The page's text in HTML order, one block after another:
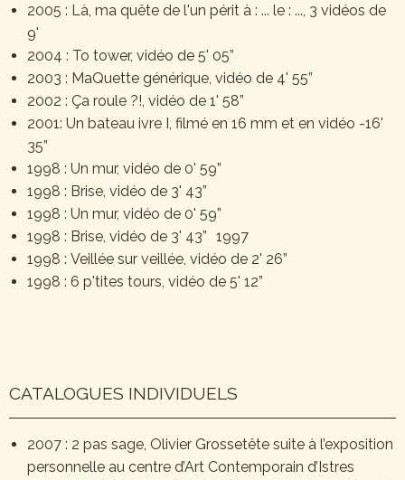
2005 : Là, ma quête de l'un périt à : ... le : ..., 3 vidéos de
9'
2004 : To tower, vidéo de 5' 05”
2003 : MaQuette générique, vidéo de 4' 55”
2002 : Ça roule ?!, vidéo de 1' 58”
2001: Un bateau ivre I, filmé en 16 mm et en vidéo -16'
35”
1998 : Un mur, vidéo de 0' 59”
1998 : Brise, vidéo de 3' 43”
1998 : Un mur, vidéo de 0' 59”
1998 : Brise, vidéo de 3' 43” 1997
1998 : Veillée sur veillée, vidéo de 2' 26”
1998 : 6 p'tites tours, vidéo de 5' 12”
CATALOGUES INDIVIDUELS
2007 : 2 pas sage, Olivier Grossetête suite à l’exposition
personnelle au centre d’Art Contemporain d’Istres